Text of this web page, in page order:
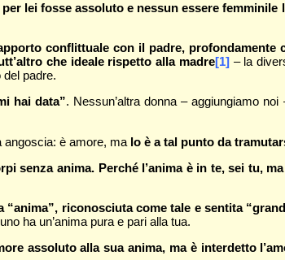
per lei fosse assoluto e nessun essere femminile
conflittuale con il padre, profondamente
che ideale rispetto alla madre[1]– la
padre.
hai data”. Nessun’altra donna – aggiungiamo
angoscia: è amore, ma lo è a tal punto da
senza anima. Perché l’anima è in te, sei tu,
riconosciuta come tale e sentita
ha un’anima pura e pari alla tua.
assoluto alla sua anima, ma è interdetto